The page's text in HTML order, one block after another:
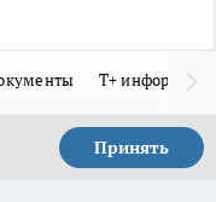
Т+
Принять